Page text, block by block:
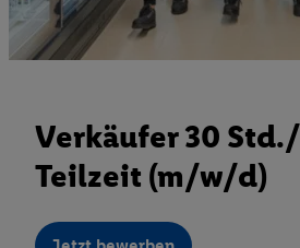
Verkäufer 30
Teilzeit (m/w/d)